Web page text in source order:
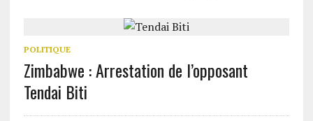
POLITIQUE
Zimbabwe : Arrestation de l’opposant
Tendai Biti